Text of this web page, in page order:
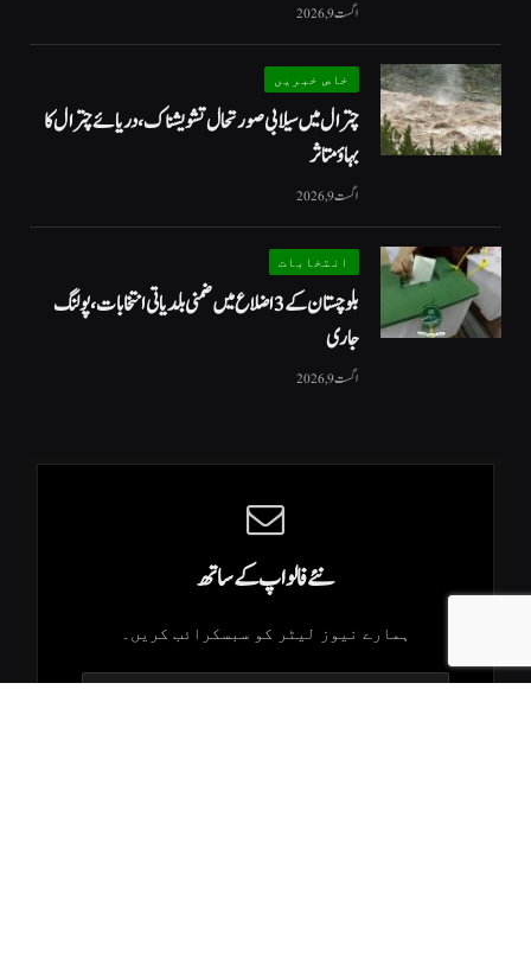
اگست 9, 2026
خاص خبریں
چترال میں سیلابی صورتحال تشویشناک، دریائے چترال کا
بہاؤ متاثر
اگست 9, 2026
انتخابات
بلوچستان کے 3 اضلاع میں ضمنی بلدیاتی انتخابات، پولنگ
جاری
اگست 9, 2026
نئے فالو اپ کے ساتھ
ہمارے نیوز لیٹر کو سبسکرائب کریں۔